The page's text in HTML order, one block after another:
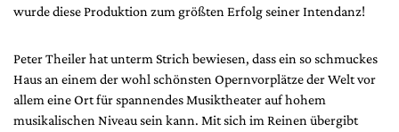
wurde diese Produktion zum größten Erfolg seiner Intendanz!
Peter Theiler hat unterm Strich bewiesen, dass ein so schmuckes
Haus an einem der wohl schönsten Opernvorplätze der Welt vor
allem eine Ort für spannendes Musiktheater auf hohem
musikalischen Niveau sein kann. Mit sich im Reinen übergibt